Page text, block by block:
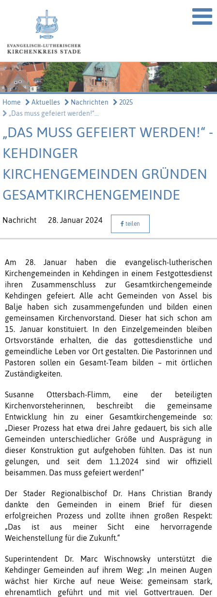
Home Aktuelles Nachrichten
2025
„Das muss gefeiert werden!“...
„DAS MUSS GEFEIERT WERDEN!“ -
KEHDINGER
KIRCHENGEMEINDEN GRÜNDEN
GESAMTKIRCHENGEMEINDE
Nachricht 28. Januar 2024 teilen
Am 28. Januar haben die evangelisch-lutherischen
Kirchengemeinden in Kehdingen in einem Festgottesdienst
ihren Zusammenschluss zur Gesamtkirchengemeinde
Kehdingen gefeiert. Alle acht Gemeinden von Assel bis
Balje haben sich zusammengefunden und bilden einen
gemeinsamen Kirchenvorstand. Dieser hat sich schon am
15. Januar konstituiert. In den Einzelgemeinden bleiben
Ortsvorstände erhalten, die das gottesdienstliche und
gemeindliche Leben vor Ort gestalten. Die Pastorinnen und
Pastoren sollen ein Gesamt-Team bilden – mit örtlichen
Zuständigkeiten.
Susanne Ottersbach-Flimm, eine der beteiligten
Kirchenvorsteherinnen, beschreibt die gemeinsame
Entwicklung hin zu einer Gesamtkirchengemeinde so:
„Dieser Prozess hat etwa drei Jahre gedauert, bis sich alle
Gemeinden unterschiedlicher Größe und Ausprägung in
dieser Konstruktion gut aufgehoben fühlten. Das ist nun
gelungen, und seit dem 1.1.2024 sind wir offiziell
beisammen. Das muss gefeiert werden!“
Der Stader Regionalbischof Dr. Hans Christian Brandy
dankte den Gemeinden in einem Brief für diesen
erfolgreichen Prozess und zollte ihnen großen Respekt:
„Das ist aus meiner Sicht eine hervorragende
Weichenstellung für die Zukunft.“
Superintendent Dr. Marc Wischnowsky unterstützt die
Kehdinger Gemeinden auf ihrem Weg: „In meinen Augen
wächst hier Kirche auf neue Weise: gemeinsam stark,
ehrenamtlich geführt und mit viel Gottvertrauen. Der